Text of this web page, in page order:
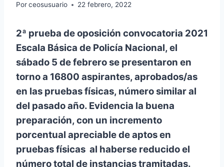
Porceosusuario 22 febrero, 2022
2ª prueba de oposición convocatoria 2021
Escala Básica de Policía Nacional, el
sábado 5 de febrero se presentaron en
torno a 16800 aspirantes, aprobados/as
en las pruebas físicas, número similar al
del pasado año. Evidencia la buena
preparación, con un incremento
porcentual apreciable de aptos en
pruebas físicas al haberse reducido el
número total de instancias tramitadas.